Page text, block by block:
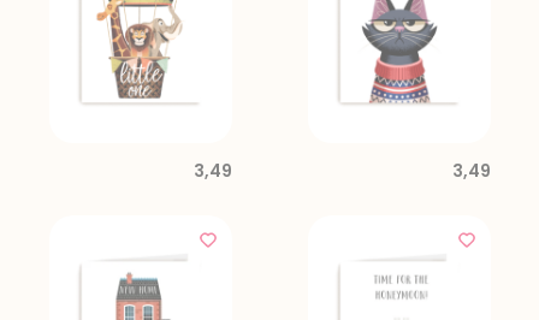
3,49 3,49